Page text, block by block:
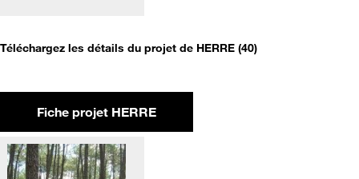
Téléchargez les détails du projet de HERRE (40)
Fiche projet HERRE